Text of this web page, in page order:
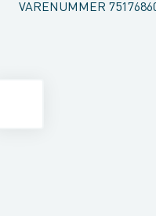
VARENUMMER